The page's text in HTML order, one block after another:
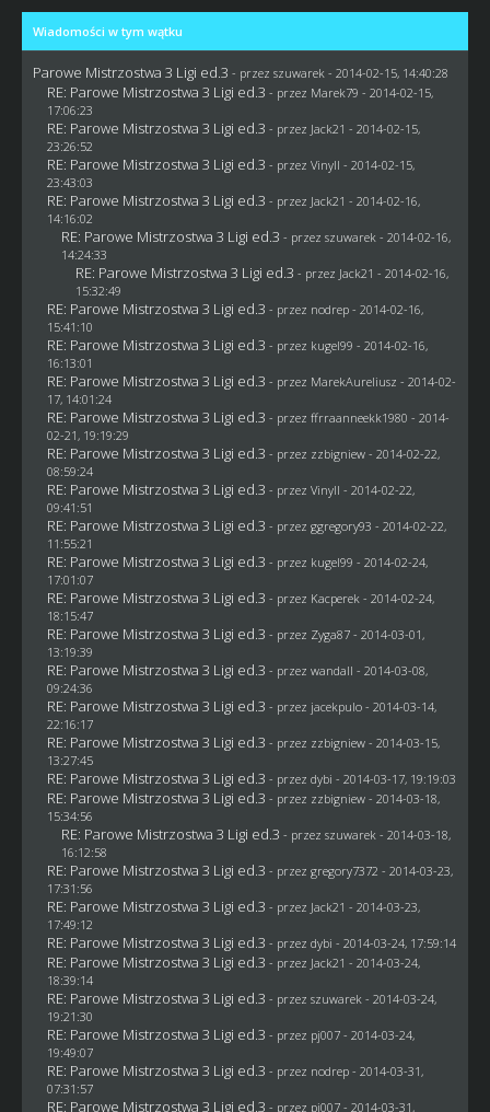
Wiadomości w tym wątku
Parowe Mistrzostwa 3 Ligi ed.3 - przez szuwarek - 2014-02-15, 14:40:28
RE: Parowe Mistrzostwa 3 Ligi ed.3 - przez Marek79 - 2014-02-15,
17:06:23
RE: Parowe Mistrzostwa 3 Ligi ed.3 - przez Jack21 - 2014-02-15,
23:26:52
RE: Parowe Mistrzostwa 3 Ligi ed.3 - przez Vinyll - 2014-02-15,
23:43:03
RE: Parowe Mistrzostwa 3 Ligi ed.3 - przez Jack21 - 2014-02-16,
14:16:02
RE: Parowe Mistrzostwa 3 Ligi ed.3 - przez szuwarek - 2014-02-16,
14:24:33
RE: Parowe Mistrzostwa 3 Ligi ed.3 - przez Jack21 - 2014-02-16,
15:32:49
RE: Parowe Mistrzostwa 3 Ligi ed.3 - przez nodrep- 2014-02-16,
15:41:10
RE: Parowe Mistrzostwa 3 Ligi ed.3 - przez kugel99 - 2014-02-16,
16:13:01
RE: Parowe Mistrzostwa 3 Ligi ed.3 - przez MarekAureliusz - 2014-02-
17, 14:01:24
RE: Parowe Mistrzostwa 3 Ligi ed.3 - przez ffrraanneekk1980 - 2014-
02-21, 19:19:29
RE: Parowe Mistrzostwa 3 Ligi ed.3 - przez zzbigniew- 2014-02-22,
08:59:24
RE: Parowe Mistrzostwa 3 Ligi ed.3 - przez Vinyll - 2014-02-22,
09:41:51
RE: Parowe Mistrzostwa 3 Ligi ed.3 - przez ggregory93 - 2014-02-22,
11:55:21
RE: Parowe Mistrzostwa 3 Ligi ed.3 - przez kugel99 - 2014-02-24,
17:01:07
RE: Parowe Mistrzostwa 3 Ligi ed.3 - przez Kacperek - 2014-02-24,
18:15:47
RE: Parowe Mistrzostwa 3 Ligi ed.3 - przez Zyga87- 2014-03-01,
13:19:39
RE: Parowe Mistrzostwa 3 Ligi ed.3 - przez wandall - 2014-03-08,
09:24:36
RE: Parowe Mistrzostwa 3 Ligi ed.3 - przez jacekpulo- 2014-03-14,
22:16:17
RE: Parowe Mistrzostwa 3 Ligi ed.3 - przez zzbigniew- 2014-03-15,
13:27:45
RE: Parowe Mistrzostwa 3 Ligi ed.3 - przez dybi - 2014-03-17, 19:19:03
RE: Parowe Mistrzostwa 3 Ligi ed.3 - przez zzbigniew- 2014-03-18,
15:34:56
RE: Parowe Mistrzostwa 3 Ligi ed.3 - przez szuwarek - 2014-03-18,
16:12:58
RE: Parowe Mistrzostwa 3 Ligi ed.3 - przez gregory7372 - 2014-03-23,
17:31:56
RE: Parowe Mistrzostwa 3 Ligi ed.3 - przez Jack21 - 2014-03-23,
17:49:12
RE: Parowe Mistrzostwa 3 Ligi ed.3 - przez dybi - 2014-03-24, 17:59:14
RE: Parowe Mistrzostwa 3 Ligi ed.3 - przez Jack21 - 2014-03-24,
18:39:14
RE: Parowe Mistrzostwa 3 Ligi ed.3 - przez szuwarek - 2014-03-24,
19:21:30
RE: Parowe Mistrzostwa 3 Ligi ed.3 - przez pj007- 2014-03-24,
19:49:07
RE: Parowe Mistrzostwa 3 Ligi ed.3 - przez nodrep- 2014-03-31,
07:31:57
RE: Parowe Mistrzostwa 3 Ligi ed.3 - przez pj007- 2014-03-31,